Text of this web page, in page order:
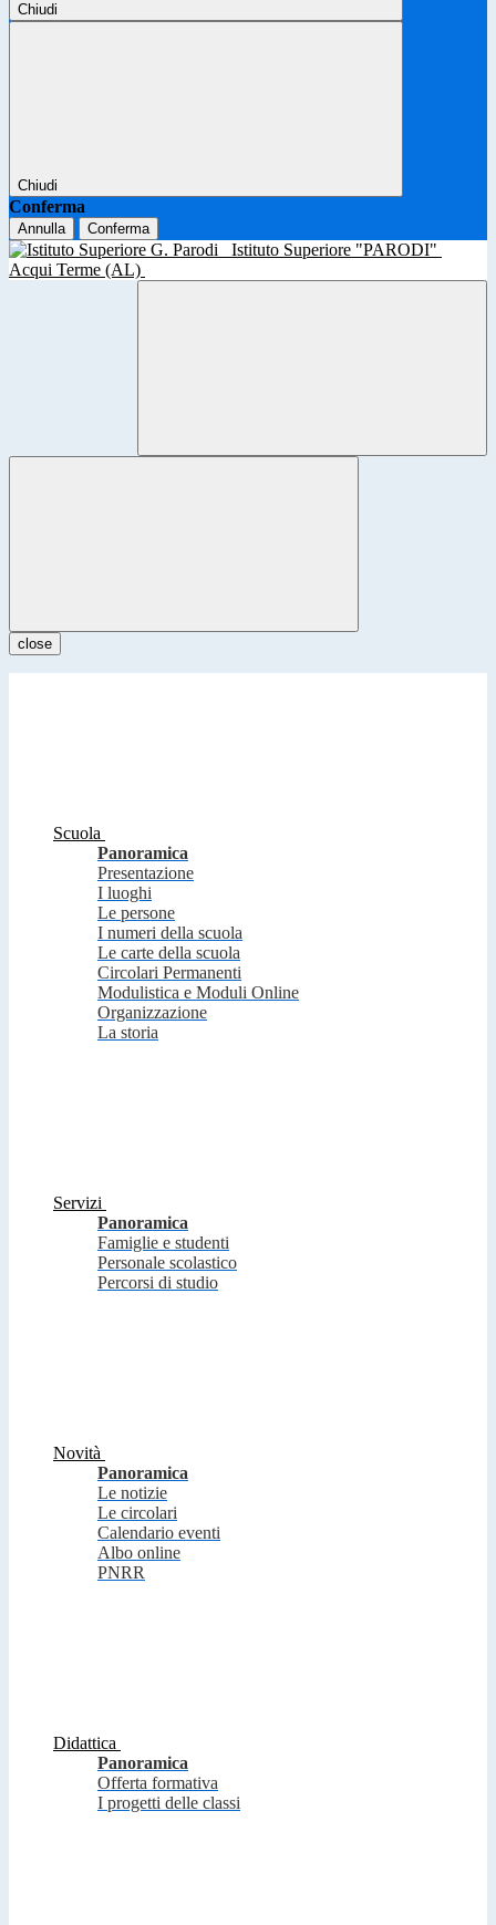
Chiudi
Chiudi
Conferma
Annulla Conferma
Istituto Superiore "PARODI"
Acqui Terme (AL)
close
Scuola
Panoramica
Presentazione
I luoghi
Le persone
I numeri della scuola
Le carte della scuola
Circolari Permanenti
Modulistica e Moduli Online
Organizzazione
La storia
Servizi
Panoramica
Famiglie e studenti
Personale scolastico
Percorsi di studio
Novità
Panoramica
Le notizie
Le circolari
Calendario eventi
Albo online
PNRR
Didattica
Panoramica
Offerta formativa
I progetti delle classi